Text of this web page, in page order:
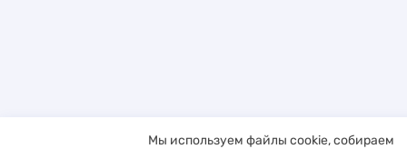
Мы используем файлы cookie, собираем